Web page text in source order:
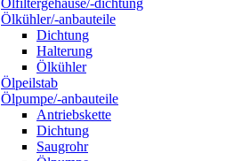
Ölfiltergehäuse/-dichtung
Ölkühler/-anbauteile
Dichtung
Halterung
Ölkühler
Ölpeilstab
Ölpumpe/-anbauteile
Antriebskette
Dichtung
Saugrohr